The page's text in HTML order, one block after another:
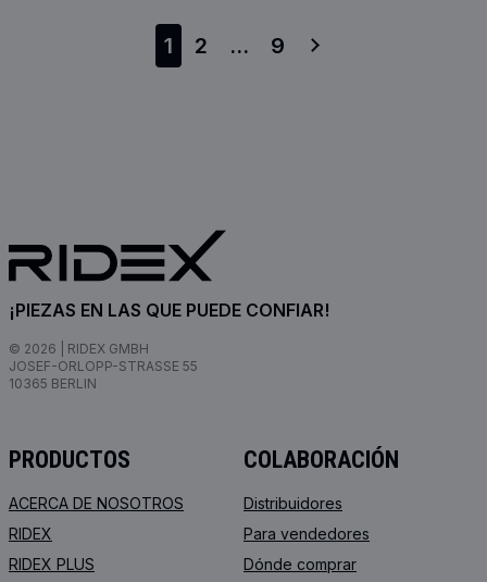
1 2 ... 9
¡PIEZAS EN LAS QUE PUEDE CONFIAR!
© 2026 | RIDEX GMBH
JOSEF-ORLOPP-STRASSE 55
10365 BERLIN
PRODUCTOS
ACERCA DE NOSOTROS
RIDEX
RIDEX PLUS
COLABORACIÓN
Distribuidores
Para vendedores
Dónde comprar